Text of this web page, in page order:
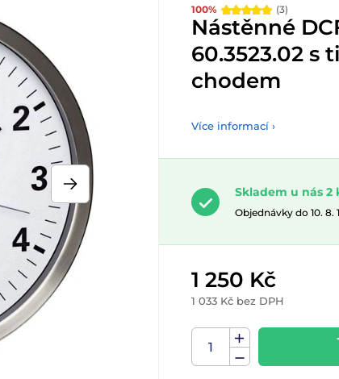
100% (3)
Nástěnné
60.3523.02 s
chodem
Více informací ›
Skladem u nás 2
Objednávky do 10. 8.
1 250 Kč
1 033 Kč bez DPH